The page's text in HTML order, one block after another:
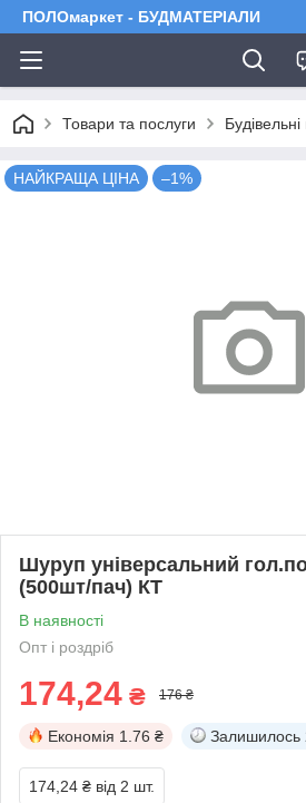
ПОЛОмаркет - БУДМАТЕРІАЛИ
Товари та послуги
НАЙКРАЩА ЦІНА –1%
Шуруп універсальний
(500шт/пач) КТ
В наявності
Опт і роздріб
174,24 ₴ 176 ₴
Економія 1.76 ₴ Залишилось
174,24 ₴ від 2 шт.